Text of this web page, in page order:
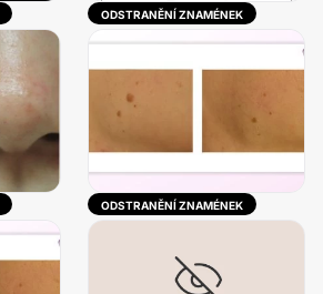
ODSTRANĚNÍ ZNAMÉNEK
ODSTRANĚNÍ ZNAMÉNEK